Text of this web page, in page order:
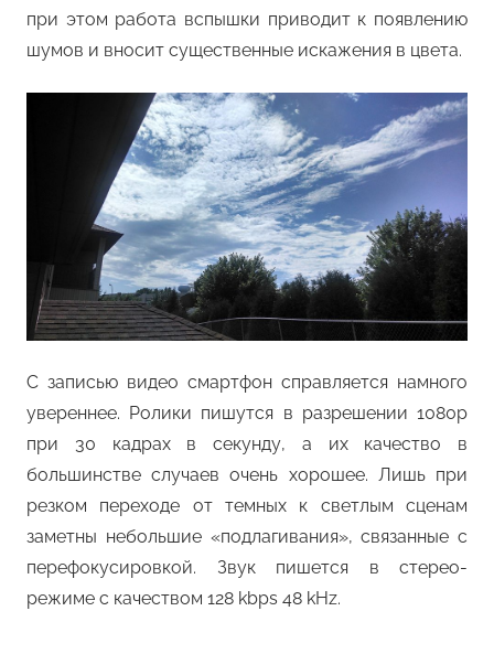
при этом работа вспышки приводит к появлению
шумов и вносит существенные искажения в цвета.
С записью видео смартфон справляется намного
увереннее. Ролики пишутся в разрешении 1080p
при 30 кадрах в секунду, а их качество в
большинстве случаев очень хорошее. Лишь при
резком переходе от темных к светлым сценам
заметны небольшие «подлагивания», связанные с
перефокусировкой. Звук пишется в стерео-
режиме с качеством 128 kbps 48 kHz.